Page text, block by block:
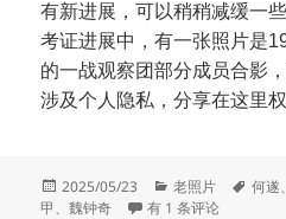
有新进展，可以稍稍减缓一
考证进展中，有一张照片是
的一战观察团部分成员合影
涉及个人隐私，分享在这里
发
布
2025/05/23
分
类
老照片
标
何遂
甲、魏钟奇 一战中国观察团军官合
有 1 条评论